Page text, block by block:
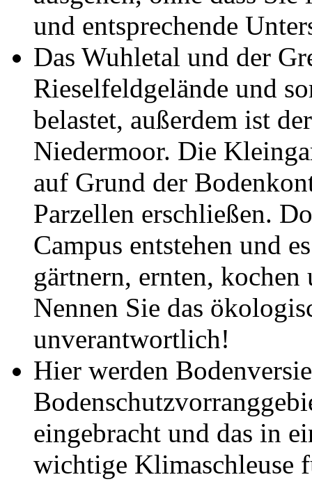
und entsprechende
Das Wuhletal und der
Rieselfeldgelände und
belastet, außerdem ist
Niedermoor. Die
auf Grund der
Parzellen erschließen.
Campus entstehen und
gärtnern, ernten,
Nennen Sie das
unverantwortlich!
Hier werden
eingebracht und das in
wichtige Klimaschleuse